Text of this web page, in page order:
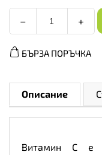
−
Grassberg
Vitamin
500mg
C,
+
БЪРЗА ПОРЪЧКА
Описание
Витамин C е